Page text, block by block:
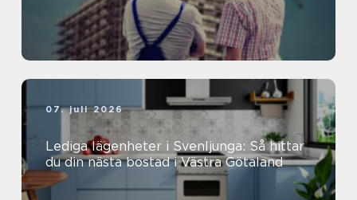
07. juli 2026
Lediga lägenheter i Svenljunga: Så hittar
du din nästa bostad i Västra Götaland